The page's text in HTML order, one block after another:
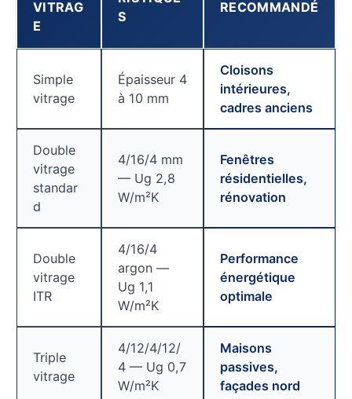
VITRAG
E
S
RECOMMANDÉ
Simple
vitrage
Épaisseur 4
à 10 mm
Cloisons
intérieures,
cadres anciens
Double
vitrage
standar
d
4/16/4 mm
— Ug 2,8
W/m²K
Fenêtres
résidentielles,
rénovation
Double
vitrage
ITR
4/16/4
argon —
Ug 1,1
W/m²K
Performance
énergétique
optimale
Triple
vitrage
4/12/4/12/
4 — Ug 0,7
W/m²K
Maisons
passives,
façades nord